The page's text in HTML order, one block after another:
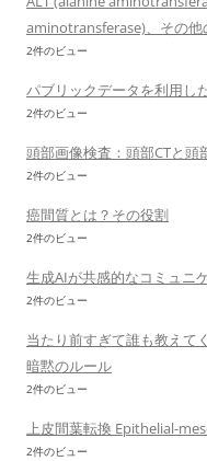
aminotransferase)、その
2件のビュー
パブリックデータを利用し
2件のビュー
頭部画像検査：頭部CTと
2件のビュー
癌間質とは？その役割
2件のビュー
生成AIが共感的なコミュニ
2件のビュー
当たり前すぎて誰も教えて
暗黙のルール
2件のビュー
上皮間葉転換 Epithelial-
2件のビュー